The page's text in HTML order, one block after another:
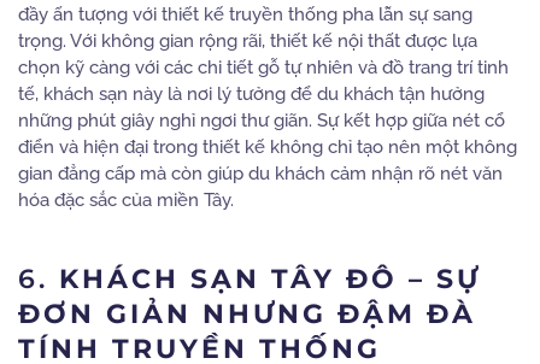
đầy ấn tượng với thiết kế truyền thống pha lẫn sự sang
trọng. Với không gian rộng rãi, thiết kế nội thất được lựa
chọn kỹ càng với các chi tiết gỗ tự nhiên và đồ trang trí tinh
tế, khách sạn này là nơi lý tưởng để du khách tận hưởng
những phút giây nghỉ ngơi thư giãn. Sự kết hợp giữa nét cổ
điển và hiện đại trong thiết kế không chỉ tạo nên một không
gian đẳng cấp mà còn giúp du khách cảm nhận rõ nét văn
hóa đặc sắc của miền Tây.
6. KHÁCH SẠN TÂY ĐÔ – SỰ
ĐƠN GIẢN NHƯNG ĐẬM ĐÀ
TÍNH TRUYỀN THỐNG